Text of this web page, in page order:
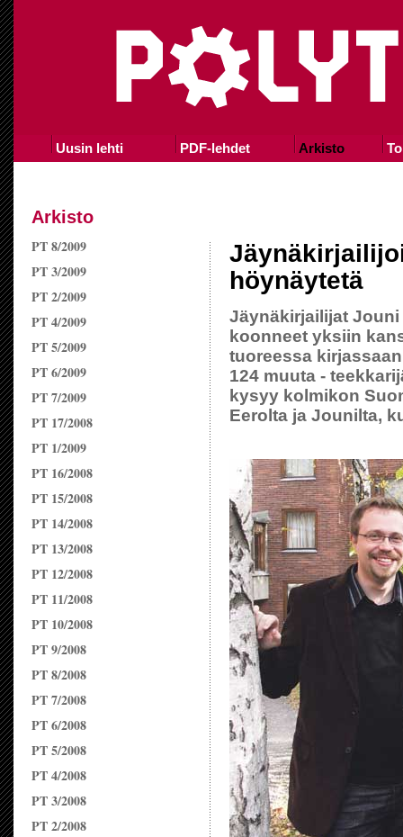
Uusin lehti PDF-lehdet Arkisto
Arkisto
PT 8/2009
PT 3/2009
PT 2/2009
PT 4/2009
PT 5/2009
PT 6/2009
PT 7/2009
PT 17/2008
PT 1/2009
PT 16/2008
PT 15/2008
PT 14/2008
PT 13/2008
PT 12/2008
PT 11/2008
PT 10/2008
PT 9/2008
PT 8/2008
PT 7/2008
PT 6/2008
PT 5/2008
PT 4/2008
PT 3/2008
PT 2/2008
höynäytetä
Jäynäkirjailijat Jouni
koonneet yksiin
tuoreessa
124 muuta -
kysyy kolmikon
Eerolta ja Jounilta,